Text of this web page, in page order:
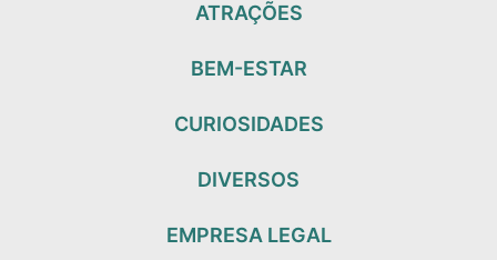
ATRAÇÕES
BEM-ESTAR
CURIOSIDADES
DIVERSOS
EMPRESA LEGAL